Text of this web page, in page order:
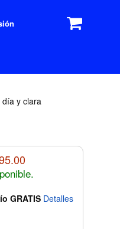
día y clara
GRATIS Detalles